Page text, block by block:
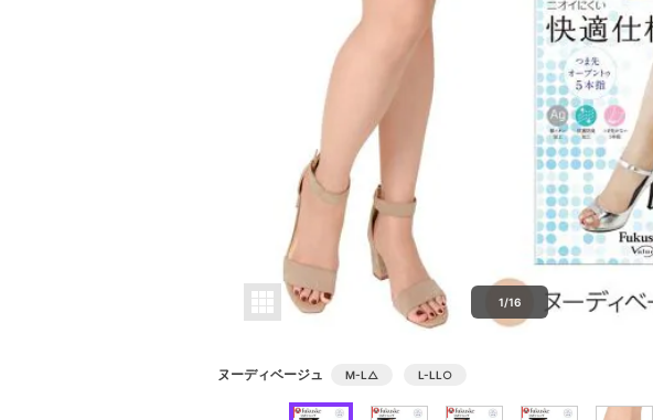
1/16
ヌーディベージュ M-L △ L-LL ○